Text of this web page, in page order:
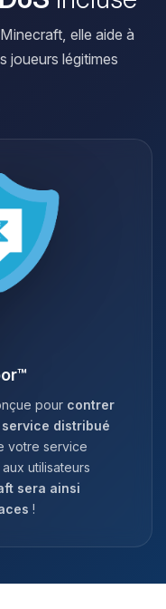
elle aide à
joueurs légitimes
pour contrer
distribué
votre service
utilisateurs
sera ainsi
!